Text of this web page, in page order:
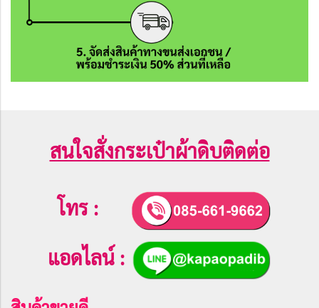
สนใจสั่งกระเป๋าผ้าดิบติดต่อ
โทร :
แอดไลน์ :